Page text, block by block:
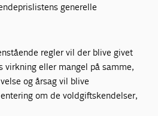
generelle
regler vil der blive givet
virkning eller mangel på samme,
og årsag vil blive
om de voldgiftskendelser,